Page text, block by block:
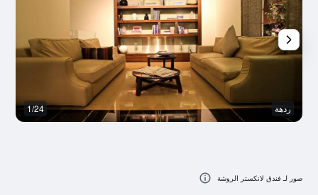
ردهة 1/24
صور لـ فندق لانكستر الروشة